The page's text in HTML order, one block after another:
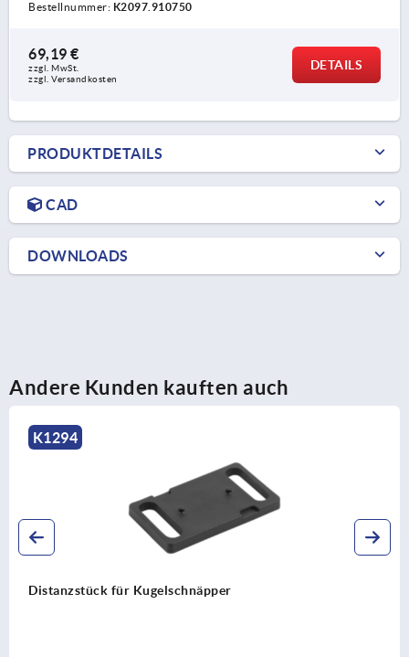
Bestellnummer: K2097.910750
69,19 €
zzgl. MwSt.
zzgl. Versandkosten
DETAILS
PRODUKTDETAILS
CAD
DOWNLOADS
Andere Kunden kauften auch
K1294
Distanzstück für Kugelschnäpper